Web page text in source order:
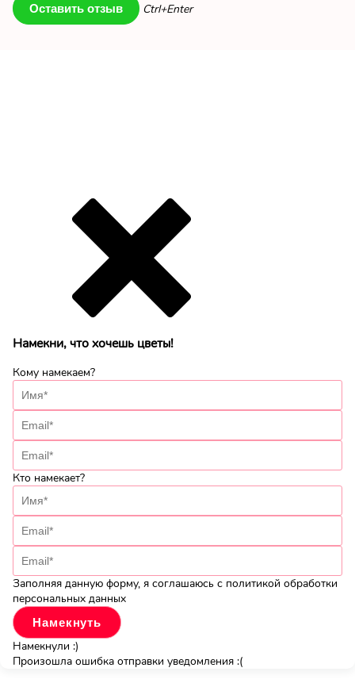
Ctrl+Enter
Намекни, что хочешь цветы!
Кому намекаем?
Кто намекает?
Заполняя данную форму, я соглашаюсь с политикой обработки
персональных данных
Намекнули :)
Произошла ошибка отправки уведомления :(